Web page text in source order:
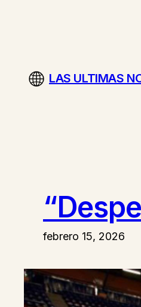
LAS ULTIMAS
febrero 15, 2026